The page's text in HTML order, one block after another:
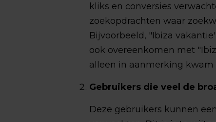
kliks en conversies
zoekopdrachten waar
Bijvoorbeeld, "Ibiza
ook overeenkomen met
alleen in aanmerking
Gebruikers die veel de
Deze gebruikers kunnen